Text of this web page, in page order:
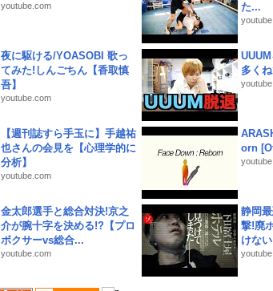
youtube.com
た...
夜に駆ける/YOASOBI 歌っ
てみた!しんごちん【香取慎
吾】
youtube.com
多く
【週刊誌すら手玉に】手越祐
也さんの会見を【心理学的に
分析】
youtube.com
orn
金太郎選手と総合対決!京之
介が腕十字を決める!?【プロ
ボクサーvs総合...
youtube.com
静岡
撃!廃
けな